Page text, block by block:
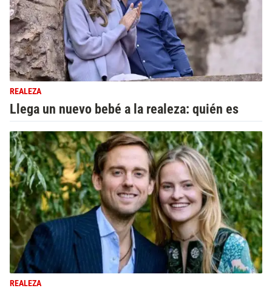
REALEZA
Llega un nuevo bebé a la realeza: quién es
REALEZA